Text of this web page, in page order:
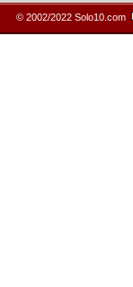
© 2002/2022 Solo10.com